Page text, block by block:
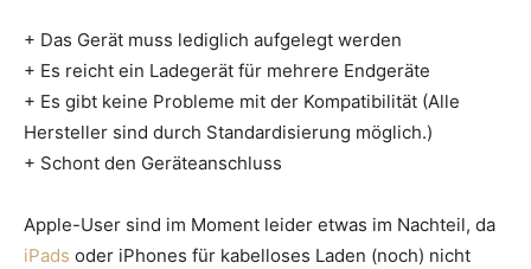
+ Das Gerät muss lediglich aufgelegt werden
+ Es reicht ein Ladegerät für mehrere Endgeräte
+ Es gibt keine Probleme mit der Kompatibilität (Alle
Hersteller sind durch Standardisierung möglich.)
+ Schont den Geräteanschluss
Apple-User sind im Moment leider etwas im Nachteil, da
iPads oder iPhones für kabelloses Laden (noch) nicht